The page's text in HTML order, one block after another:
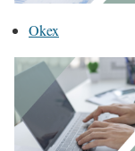
Okex